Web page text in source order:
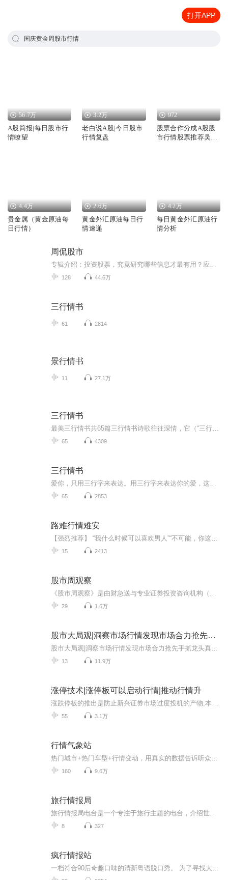
打开APP
国庆黄金周股市行情
56.7万
A股简报|每日股市行
情瞭望
3.2万
老白说A股|今日股市
行情复盘
972
股票合作分成A股股
市行情股票推荐吴老
4.4万
贵金属（黄金原油每
日行情）
2.6万
黄金外汇原油每日行
情速递
4.2万
每日黄金外汇原油行
情分析
周侃股市
128 44.6万
三行情书
61 2814
景行情书
11 27.1万
三行情书
65 4309
三行情书
65 2853
路难行情难安
15 2413
股市周观察
29 1.6万
股市大局观|洞察市场行情发现市场合力抢先手抓龙头
13 11.9万
涨停技术|涨停板可以启动行情|推动行情升
55 3.1万
行情气象站
160 9.6万
旅行情报局
8 327
疯行情报站